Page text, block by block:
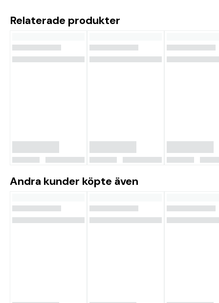
Relaterade produkter
Andra kunder köpte även